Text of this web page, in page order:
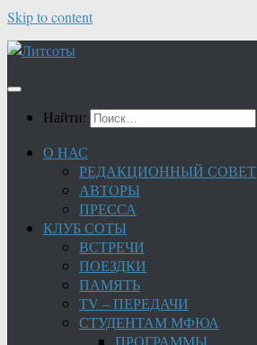
Skip to content
Найти:
О НАС
РЕДАКЦИОННЫЙ СОВЕТ
АВТОРЫ
ПРЕССА
КЛУБ СОТЫ
ВСТРЕЧИ
ПОЕЗДКИ
ПАМЯТЬ
TV – ПЕРЕДАЧИ
СТУДЕНТАМ МФЮА
ПРОГРАММЫ